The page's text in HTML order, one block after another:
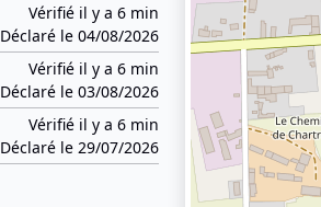
Vérifié il y a 6 min
Déclaré le 04/08/2026
Vérifié il y a 6 min
Déclaré le 03/08/2026
Vérifié il y a 6 min
Déclaré le 29/07/2026